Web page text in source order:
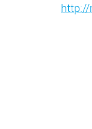
http://